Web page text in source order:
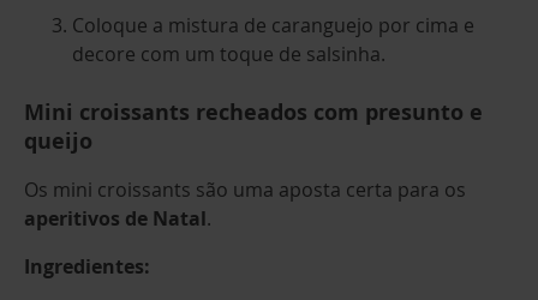
Coloque a mistura de caranguejo por cima e
decore com um toque de salsinha.
Mini croissants recheados com presunto e
queijo
Os mini croissants são uma aposta certa para os
aperitivos de Natal.
Ingredientes: